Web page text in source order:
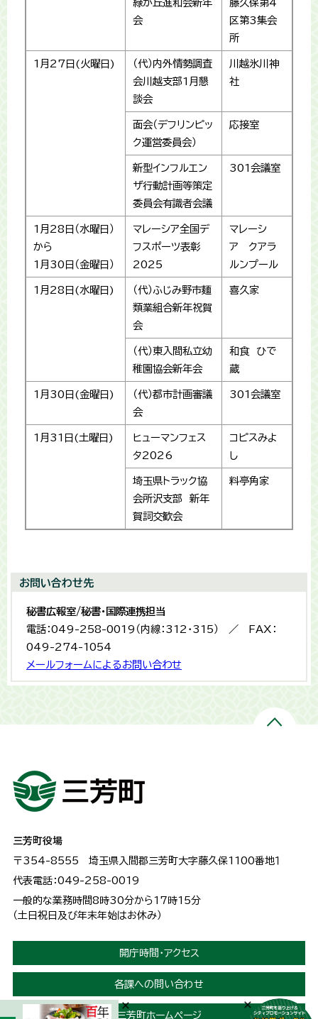
緑が丘進和会新年
会
藤久保第4
区第3集会
所
1月27日(火曜日)
（代）内外情勢調査
会川越支部1月懇
談会
川越氷川神
社
面会（デフリンピッ
ク運営委員会）
応接室
新型インフルエン
ザ行動計画等策定
委員会有識者会議
301会議室
1月28日（水曜日）
から
1月30日（金曜日）
マレーシア全国デ
フスポーツ表彰
2025
マレーシ
ア クアラ
ルンプール
1月28日(水曜日)
（代）ふじみ野市麺
類業組合新年祝賀
会
喜久家
（代）東入間私立幼
稚園協会新年会
和食 ひで
蔵
1月30日(金曜日)
（代）都市計画審議
会
301会議室
1月31日(土曜日)
ヒューマンフェス
タ2026
コピスみよ
し
埼玉県トラック協
会所沢支部 新年
賀詞交歓会
料亭角家
お問い合わせ先
秘書広報室/秘書・国際連携担当
電話：049-258-0019（内線：312・315） ／ FAX：
049-274-1054
メールフォームによるお問い合わせ
三芳町役場
〒354-8555 埼玉県入間郡三芳町大字藤久保1100番地１
代表電話：049-258-0019
一般的な業務時間8時30分から17時15分
（土日祝日及び年末年始はお休み）
開庁時間・アクセス
各課への問い合わせ
三芳町ホームページ